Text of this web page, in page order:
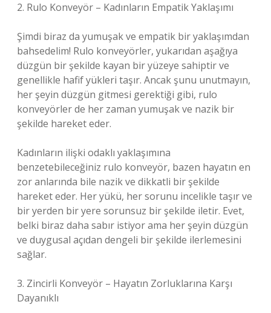
2. Rulo Konveyör – Kadınların Empatik Yaklaşımı
Şimdi biraz da yumuşak ve empatik bir yaklaşımdan
bahsedelim! Rulo konveyörler, yukarıdan aşağıya
düzgün bir şekilde kayan bir yüzeye sahiptir ve
genellikle hafif yükleri taşır. Ancak şunu unutmayın,
her şeyin düzgün gitmesi gerektiği gibi, rulo
konveyörler de her zaman yumuşak ve nazik bir
şekilde hareket eder.
Kadınların ilişki odaklı yaklaşımına
benzetebileceğiniz rulo konveyör, bazen hayatın en
zor anlarında bile nazik ve dikkatli bir şekilde
hareket eder. Her yükü, her sorunu incelikle taşır ve
bir yerden bir yere sorunsuz bir şekilde iletir. Evet,
belki biraz daha sabır istiyor ama her şeyin düzgün
ve duygusal açıdan dengeli bir şekilde ilerlemesini
sağlar.
3. Zincirli Konveyör – Hayatın Zorluklarına Karşı
Dayanıklı